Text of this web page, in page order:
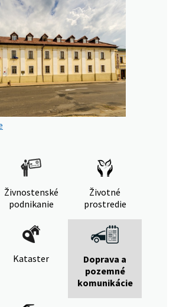
Živnostenské
podnikanie
Životné
prostredie
Kataster
Doprava a
pozemné
komunikácie